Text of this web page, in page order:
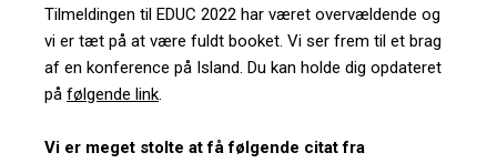
Tilmeldingen til EDUC 2022 har været overvældende og
vi er tæt på at være fuldt booket. Vi ser frem til et brag
af en konference på Island. Du kan holde dig opdateret
på følgende link.
Vi er meget stolte at få følgende citat fra